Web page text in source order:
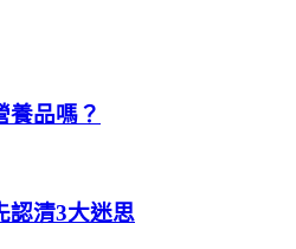
養品嗎？
認清3大迷思